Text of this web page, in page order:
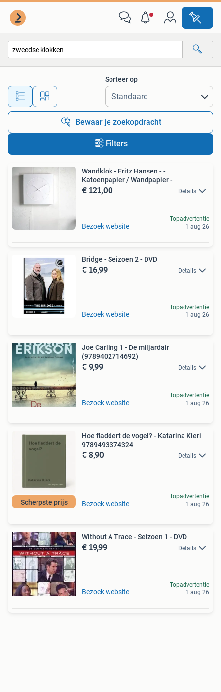
Alle afstanden…
Sorteer op
Bewaar je zoekopdracht
Filters
Wandklok - Fritz Hansen - -
Katoenpapier / Wandpapier -
€ 121,00 Details
Bezoek website
Topadvertentie
1 aug 26
Bridge - Seizoen 2 - DVD
€ 16,99 Details
Bezoek website
Topadvertentie
1 aug 26
Joe Carling 1 - De miljardair
(9789402714692)
€ 9,99 Details
Bezoek website
Topadvertentie
1 aug 26
Scherpste prijs
Hoe fladdert de vogel? - Katarina Kieri
9789493374324
€ 8,90 Details
Bezoek website
Topadvertentie
1 aug 26
Without A Trace - Seizoen 1 - DVD
€ 19,99 Details
Bezoek website
Topadvertentie
1 aug 26